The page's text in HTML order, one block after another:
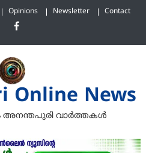
Opinions Newsletter Contact
Online News
അനന്തപുരി വാര്‍ത്തകള്‍